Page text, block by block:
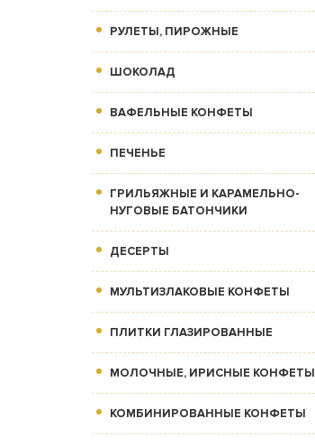
РУЛЕТЫ, ПИРОЖНЫЕ
ШОКОЛАД
ВАФЕЛЬНЫЕ КОНФЕТЫ
ПЕЧЕНЬЕ
ГРИЛЬЯЖНЫЕ И КАРАМЕЛЬНО-
НУГОВЫЕ БАТОНЧИКИ
ДЕСЕРТЫ
МУЛЬТИЗЛАКОВЫЕ КОНФЕТЫ
ПЛИТКИ ГЛАЗИРОВАННЫЕ
МОЛОЧНЫЕ, ИРИСНЫЕ КОНФЕТЫ
КОМБИНИРОВАННЫЕ КОНФЕТЫ